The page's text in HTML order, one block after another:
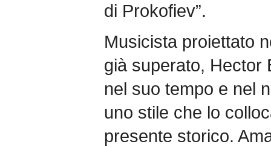
di Prokofiev”.
Musicista proiettato
già superato, Hector
nel suo tempo e nel
uno stile che lo
presente storico.